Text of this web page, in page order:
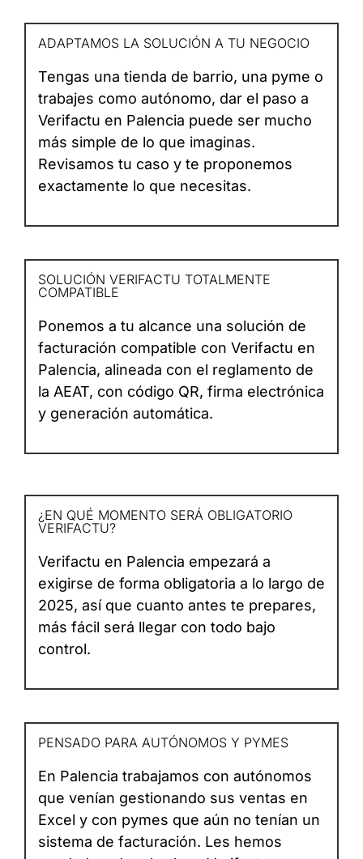
ADAPTAMOS LA SOLUCIÓN A TU NEGOCIO
Tengas una tienda de barrio, una pyme o
trabajes como autónomo, dar el paso a
Verifactu en Palencia puede ser mucho
más simple de lo que imaginas.
Revisamos tu caso y te proponemos
exactamente lo que necesitas.
SOLUCIÓN VERIFACTU TOTALMENTE
COMPATIBLE
Ponemos a tu alcance una solución de
facturación compatible con Verifactu en
Palencia, alineada con el reglamento de
la AEAT, con código QR, firma electrónica
y generación automática.
¿EN QUÉ MOMENTO SERÁ OBLIGATORIO
VERIFACTU?
Verifactu en Palencia empezará a
exigirse de forma obligatoria a lo largo de
2025, así que cuanto antes te prepares,
más fácil será llegar con todo bajo
control.
PENSADO PARA AUTÓNOMOS Y PYMES
En Palencia trabajamos con autónomos
que venían gestionando sus ventas en
Excel y con pymes que aún no tenían un
sistema de facturación. Les hemos